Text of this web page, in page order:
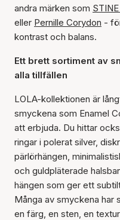
andra märken som
eller Pernille Corydon -
kontrast och balans.
Ett brett sortiment av
alla tillfällen
LOLA-kollektionen är
smyckena som Enamel
att erbjuda. Du hittar
ringar i polerat silver,
pärlörhängen,
och guldpläterade
hängen som ger ett
Många av smyckena har
en färg, en sten, en